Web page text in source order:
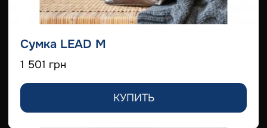
Сумка LEAD M
1 501 грн
КУПИТЬ